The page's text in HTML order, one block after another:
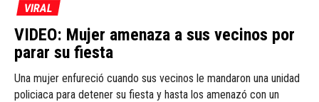
VIRAL
VIDEO: Mujer amenaza a sus vecinos por
parar su fiesta
Una mujer enfureció cuando sus vecinos le mandaron una unidad
policiaca para detener su fiesta y hasta los amenazó con un